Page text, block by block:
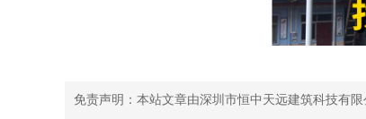
免责声明：本站文章由深圳市恒中天远建筑科技有